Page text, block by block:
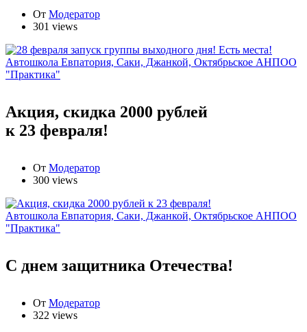
От Модератор
301 views
Автошкола Евпатория, Саки, Джанкой, Октябрьское АНПОО
"Практика"
Акция, скидка 2000 рублей
к 23 февраля!
От Модератор
300 views
Автошкола Евпатория, Саки, Джанкой, Октябрьское АНПОО
"Практика"
С днем защитника Отечества!
От Модератор
322 views